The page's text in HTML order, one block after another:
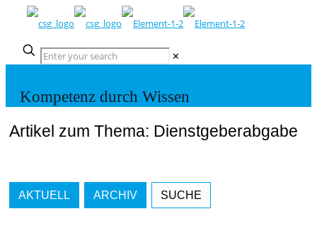
✕
Kompetenz durch Wissen
Artikel zum Thema: Dienstgeberabgabe
AKTUELL ARCHIV SUCHE